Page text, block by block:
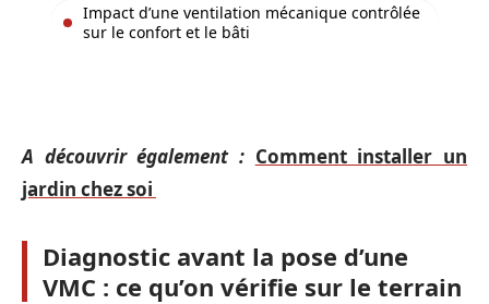
Impact d’une ventilation mécanique contrôlée
sur le confort et le bâti
A découvrir également : Comment installer un
jardin chez soi
Diagnostic avant la pose d’une
VMC : ce qu’on vérifie sur le terrain